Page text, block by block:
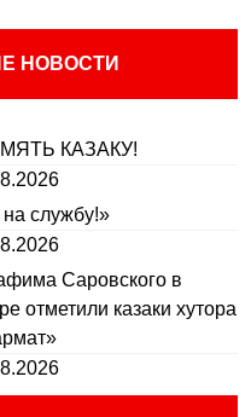
НОВОСТИ
КАЗАКУ!
службу!»
Саровского в
отметили казаки хутора